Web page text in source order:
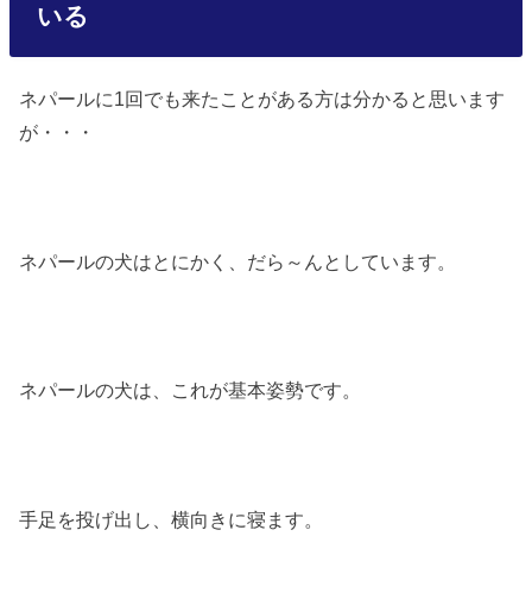
いる
ネパールに1回でも来たことがある方は分かると思います
が・・・
ネパールの犬はとにかく、だら～んとしています。
ネパールの犬は、これが基本姿勢です。
手足を投げ出し、横向きに寝ます。